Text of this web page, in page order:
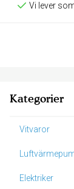
Vi lever
Kategorier
Vitvaror
Elektriker